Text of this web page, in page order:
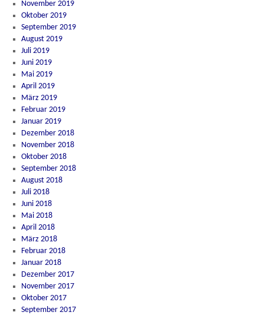
November 2019
Oktober 2019
September 2019
August 2019
Juli 2019
Juni 2019
Mai 2019
April 2019
März 2019
Februar 2019
Januar 2019
Dezember 2018
November 2018
Oktober 2018
September 2018
August 2018
Juli 2018
Juni 2018
Mai 2018
April 2018
März 2018
Februar 2018
Januar 2018
Dezember 2017
November 2017
Oktober 2017
September 2017